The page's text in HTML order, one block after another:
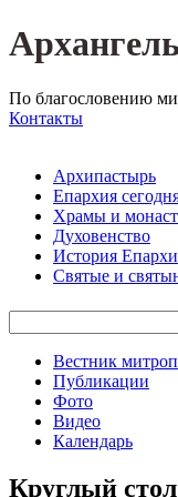
По благословению
Контакты
Архипастырь
Епархия
Храмы и
Духовенство
История
Святые и
Вестник
Публикации
Фото
Видео
Календарь
Круглый